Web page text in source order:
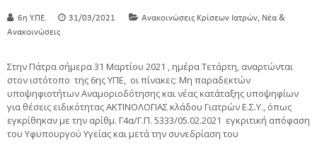
6η Υ.ΠΕ. 31/03/2021 Ανακοινώσεις Κρίσεων Ιατρών, Νέα &
Ανακοινώσεις
Στην Πάτρα σήμερα 31 Μαρτίου 2021 , ημέρα Τετάρτη, αναρτώνται
στον ιστότοπο της 6ης ΥΠΕ, οι πίνακες: Μη παραδεκτών
υποψηφιοτήτων Αναμοριοδότησης και νέας κατάταξης υποψηφίων
για θέσεις ειδικότητας ΑΚΤΙΝΟΛΟΓΙΑΣ κλάδου Γιατρών Ε.Σ.Υ., όπως
εγκρίθηκαν με την αρίθμ. Γ4α/Γ.Π. 5333/05.02.2021 εγκριτική απόφαση
του Υφυπουργού Υγείας και μετά την συνεδρίαση του